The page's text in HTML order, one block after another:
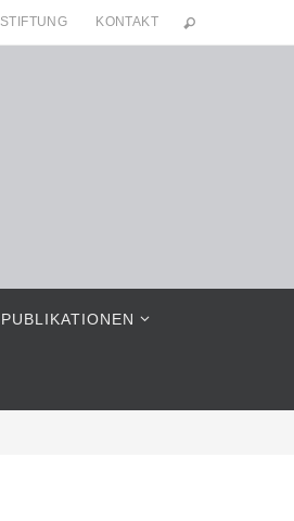
STIFTUNG KONTAKT
PUBLIKATIONEN